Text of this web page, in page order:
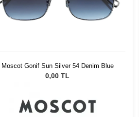
Moscot Gonif Sun Silver 54 Denim Blue
0,00 TL